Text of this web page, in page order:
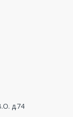
д.74